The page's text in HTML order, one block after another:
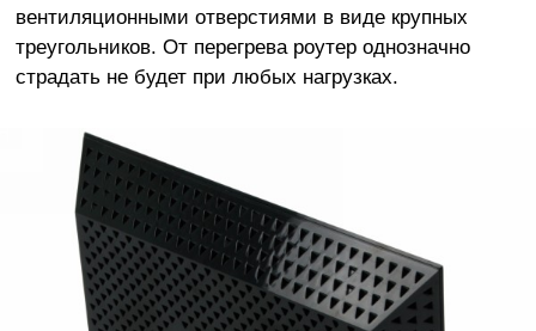
вентиляционными отверстиями в виде крупных
треугольников. От перегрева роутер однозначно
страдать не будет при любых нагрузках.